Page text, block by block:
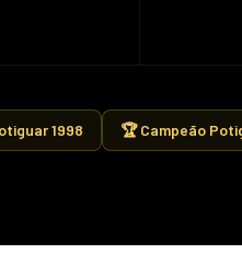
1998 🏆 Campeão